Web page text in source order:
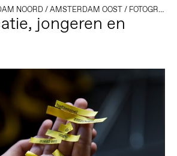
NOORD/AMSTERDAM OOST/ FOTOGRAFIE
jongeren en